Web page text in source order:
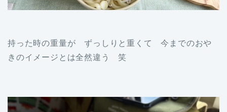
持った時の重量が ずっしりと重くて 今までのおや
きのイメージとは全然違う 笑